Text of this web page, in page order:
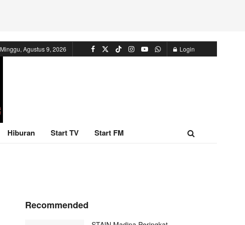
Minggu, Agustus 9, 2026 Login
Hiburan Start TV Start FM
Recommended